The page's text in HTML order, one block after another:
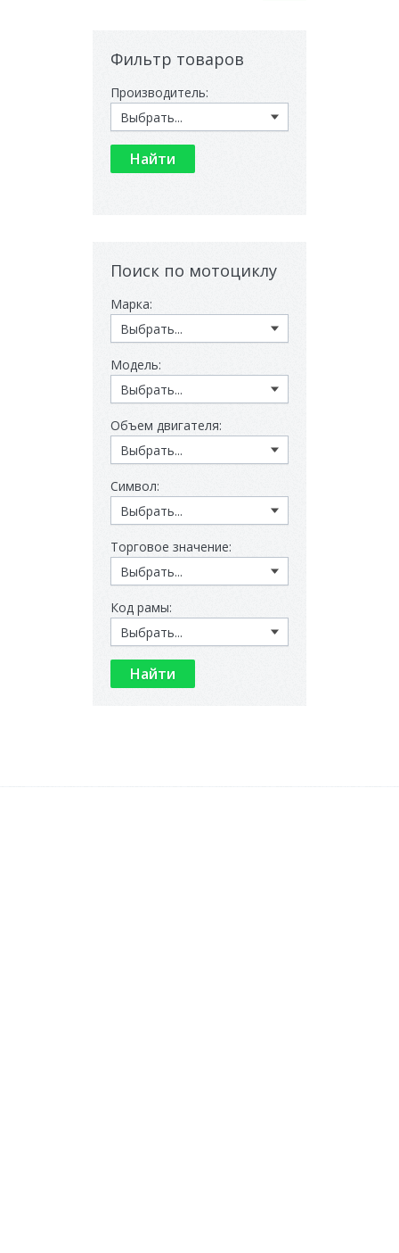
Фильтр товаров
Производитель:
Поиск по мотоциклу
Марка:
Модель:
Объем двигателя:
Символ:
Торговое значение:
Код рамы: